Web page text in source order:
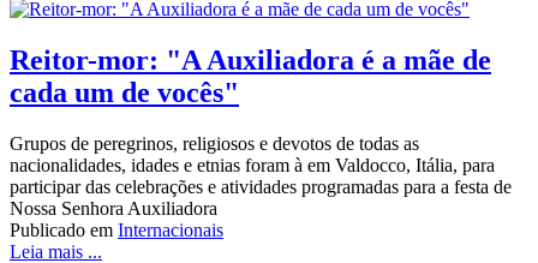
Reitor-mor: "A Auxiliadora é a mãe de
cada um de vocês"
Grupos de peregrinos, religiosos e devotos de todas as
nacionalidades, idades e etnias foram à em Valdocco, Itália, para
participar das celebrações e atividades programadas para a festa de
Nossa Senhora Auxiliadora
Publicado em Internacionais
Leia mais ...